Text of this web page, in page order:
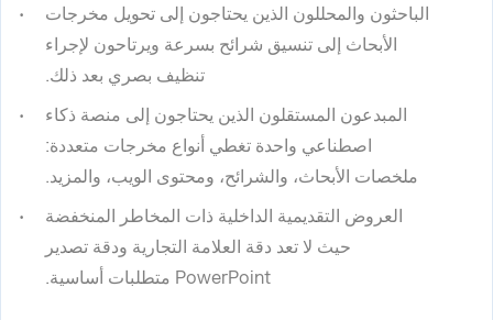
الباحثون والمحللون الذين يحتاجون إلى تحويل مخرجات
الأبحاث إلى تنسيق شرائح بسرعة ويرتاحون لإجراء
تنظيف بصري بعد ذلك.
المبدعون المستقلون الذين يحتاجون إلى منصة ذكاء
اصطناعي واحدة تغطي أنواع مخرجات متعددة:
ملخصات الأبحاث، والشرائح، ومحتوى الويب، والمزيد.
العروض التقديمية الداخلية ذات المخاطر المنخفضة
حيث لا تعد دقة العلامة التجارية ودقة تصدير
PowerPoint متطلبات أساسية.